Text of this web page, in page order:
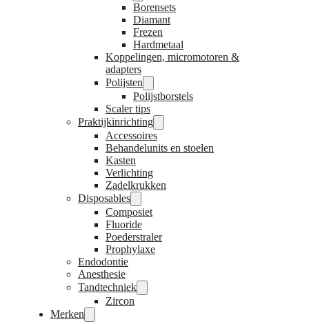
Borensets
Diamant
Frezen
Hardmetaal
Koppelingen, micromotoren &
adapters
Polijsten
Polijstborstels
Scaler tips
Praktijkinrichting
Accessoires
Behandelunits en stoelen
Kasten
Verlichting
Zadelkrukken
Disposables
Composiet
Fluoride
Poederstraler
Prophylaxe
Endodontie
Anesthesie
Tandtechniek
Zircon
Merken